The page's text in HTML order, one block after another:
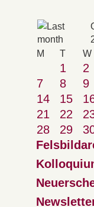
M T W
1 2
7
8 9
14
15
21
22
28
29